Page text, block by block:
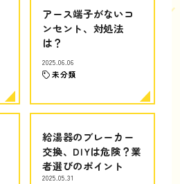
アース端子がないコ
ンセント、対処法
は？
2025.06.06
未分類
給湯器のブレーカー
交換、DIYは危険？業
者選びのポイント
2025.05.31